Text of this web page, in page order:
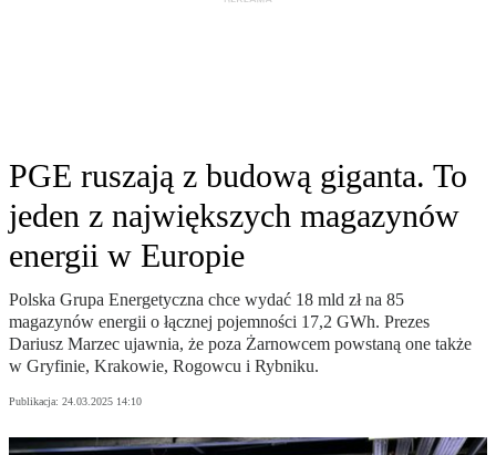
PGE ruszają z budową giganta. To
jeden z największych magazynów
energii w Europie
Polska Grupa Energetyczna chce wydać 18 mld zł na 85
magazynów energii o łącznej pojemności 17,2 GWh. Prezes
Dariusz Marzec ujawnia, że poza Żarnowcem powstaną one także
w Gryfinie, Krakowie, Rogowcu i Rybniku.
Publikacja: 24.03.2025 14:10